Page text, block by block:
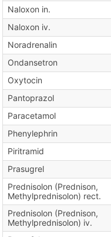
Naloxon in.
Naloxon iv.
Noradrenalin
Ondansetron
Oxytocin
Pantoprazol
Paracetamol
Phenylephrin
Piritramid
Prasugrel
Prednisolon (Prednison,
Methylprednisolon) rect.
Prednisolon (Prednison,
Methylprednisolon) iv.